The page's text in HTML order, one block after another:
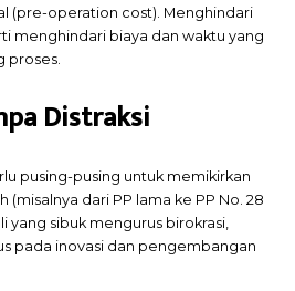
(pre-operation cost). Menghindari
menghindari biaya dan waktu yang
proses.
Distraksi
pusing-pusing untuk memikirkan
dari PP lama ke PP No. 28
yang sibuk mengurus birokrasi,
pada inovasi dan pengembangan